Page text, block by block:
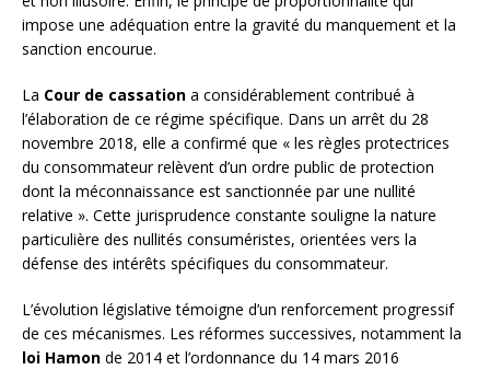
impose une adéquation entre la gravité du manquement et la
sanction encourue.
La Cour de cassation a considérablement contribué à
l’élaboration de ce régime spécifique. Dans un arrêt du 28
novembre 2018, elle a confirmé que « les règles protectrices
du consommateur relèvent d’un ordre public de protection
dont la méconnaissance est sanctionnée par une nullité
relative ». Cette jurisprudence constante souligne la nature
particulière des nullités consuméristes, orientées vers la
défense des intérêts spécifiques du consommateur.
L’évolution législative témoigne d’un renforcement progressif
de ces mécanismes. Les réformes successives, notamment la
loi Hamon de 2014 et l’ordonnance du 14 mars 2016